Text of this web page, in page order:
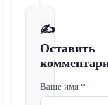
✍️
Оставить
Ваше имя *